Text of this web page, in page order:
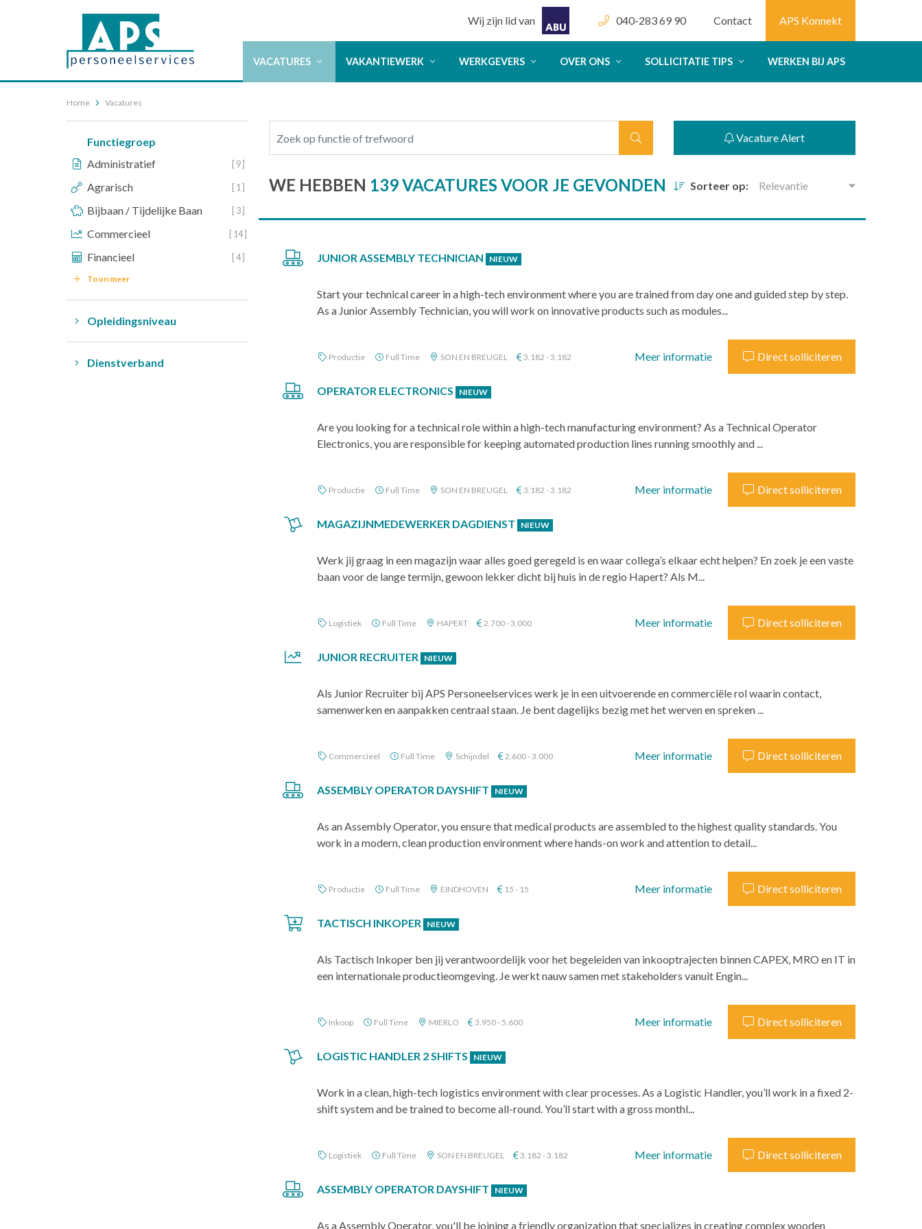
Wij zijn lid van 040-283 69 90 Contact APS Konnekt
VACATURES VAKANTIEWERK WERKGEVERS OVER ONS SOLLICITATIE TIPS WERKEN BIJ APS
Home Vacatures
Functiegroep
Administratief
[ 9 ]
Agrarisch [ 1 ]
Bijbaan / Tijdelijke Baan [ 3 ]
Commercieel [ 14 ]
Financieel [ 4 ]
Toon meer
Opleidingsniveau
Dienstverband
Vacature Alert
WE HEBBEN 139 VACATURES VOOR JE GEVONDEN Sorteer op: Relevantie
JUNIOR ASSEMBLY TECHNICIAN NIEUW
Start your technical career in a high-tech environment where you are trained from day one and guided step by step.
As a Junior Assembly Technician, you will work on innovative products such as modules...
Productie Full Time SON EN BREUGEL 3.182 - 3.182 Meer informatie Direct solliciteren
OPERATOR ELECTRONICS NIEUW
Are you looking for a technical role within a high-tech manufacturing environment? As a Technical Operator
Electronics, you are responsible for keeping automated production lines running smoothly and ...
Productie Full Time SON EN BREUGEL 3.182 - 3.182 Meer informatie Direct solliciteren
MAGAZIJNMEDEWERKER DAGDIENST NIEUW
Werk jij graag in een magazijn waar alles goed geregeld is en waar collega’s elkaar echt helpen? En zoek je een vaste
baan voor de lange termijn, gewoon lekker dicht bij huis in de regio Hapert? Als M...
Logistiek Full Time HAPERT 2.700 - 3.000 Meer informatie Direct solliciteren
JUNIOR RECRUITER NIEUW
Als Junior Recruiter bij APS Personeelservices werk je in een uitvoerende en commerciële rol waarin contact,
samenwerken en aanpakken centraal staan. Je bent dagelijks bezig met het werven en spreken ...
Commercieel Full Time Schijndel 2.600 - 3.000 Meer informatie Direct solliciteren
ASSEMBLY OPERATOR DAYSHIFT NIEUW
As an Assembly Operator, you ensure that medical products are assembled to the highest quality standards. You
work in a modern, clean production environment where hands-on work and attention to detail...
Productie Full Time EINDHOVEN 15 - 15 Meer informatie Direct solliciteren
TACTISCH INKOPER NIEUW
Als Tactisch Inkoper ben jij verantwoordelijk voor het begeleiden van inkooptrajecten binnen CAPEX, MRO en IT in
een internationale productieomgeving. Je werkt nauw samen met stakeholders vanuit Engin...
Inkoop Full Time MIERLO 3.950 - 5.600 Meer informatie Direct solliciteren
LOGISTIC HANDLER 2 SHIFTS NIEUW
Work in a clean, high-tech logistics environment with clear processes. As a Logistic Handler, you’ll work in a fixed 2-
shift system and be trained to become all-round. You’ll start with a gross monthl...
Logistiek Full Time SON EN BREUGEL 3.182 - 3.182 Meer informatie Direct solliciteren
ASSEMBLY OPERATOR DAYSHIFT NIEUW
As a Assembly Operator, you'll be joining a friendly organization that specializes in creating complex wooden